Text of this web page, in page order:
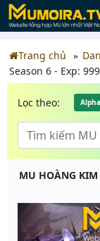
Trang chủ
Season 6 - Exp:
Lọc theo:
MU HOÀNG KIM